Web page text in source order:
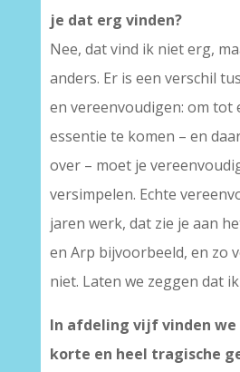
je dat erg vinden?
Nee, dat vind ik niet erg,
anders. Er is een verschil
en vereenvoudigen: om tot
essentie te komen – en
over – moet je
versimpelen. Echte
jaren werk, dat zie je aan
en Arp bijvoorbeeld, en zo
niet. Laten we zeggen dat
In afdeling vijf vinden we
korte en heel tragische